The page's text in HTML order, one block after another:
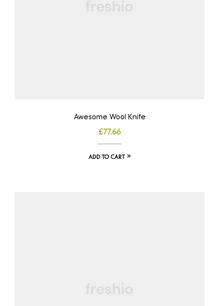
Awesome Wool Knife
£77.66
ADD TO CART